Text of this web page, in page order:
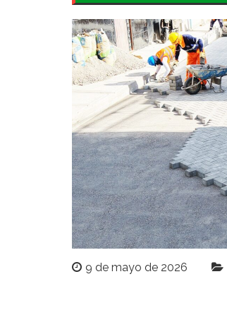
9 de mayo de 2026